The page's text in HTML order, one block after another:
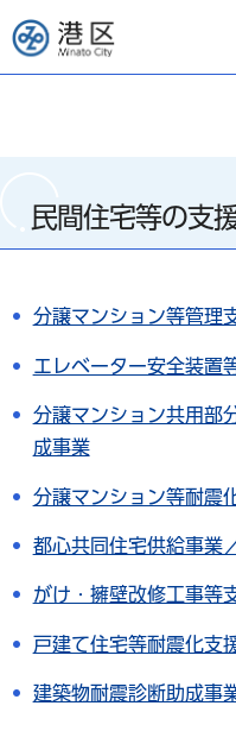
港区
民間住宅等の支
分譲マンション等管理
エレベーター安全装置
分譲マンション共用部
成事業
分譲マンション等耐震
都心共同住宅供給事業
がけ・擁壁改修工事等
戸建て住宅等耐震化支
建築物耐震診断助成事